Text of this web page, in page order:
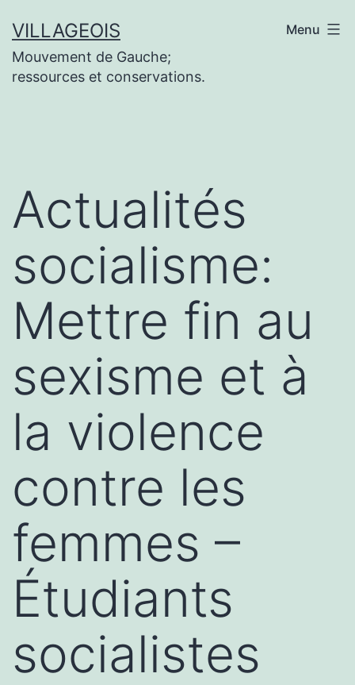
au
contenu
VILLAGEOIS
Mouvement de Gauche;
ressources et conservations.
Menu
Actualités
socialisme:
Mettre fin au
sexisme et à
la violence
contre les
femmes –
Étudiants
socialistes